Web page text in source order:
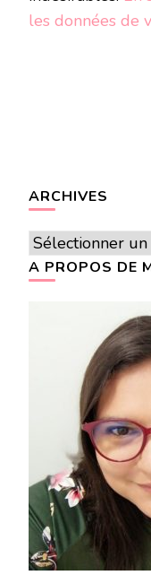
les données de
ARCHIVES
Archives
A PROPOS DE